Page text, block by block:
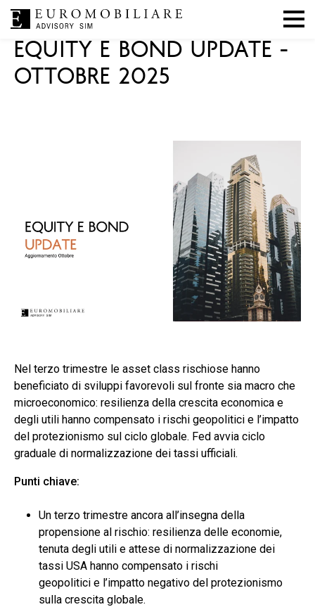
Mercati|10 ottobre 2025
EQUITY E BOND UPDATE -
OTTOBRE 2025
Nel terzo trimestre le asset class rischiose hanno
beneficiato di sviluppi favorevoli sul fronte sia macro che
microeconomico: resilienza della crescita economica e
degli utili hanno compensato i rischi geopolitici e l’impatto
del protezionismo sul ciclo globale. Fed avvia ciclo
graduale di normalizzazione dei tassi ufficiali.
Punti chiave:
Un terzo trimestre ancora all’insegna della
propensione al rischio: resilienza delle economie,
tenuta degli utili e attese di normalizzazione dei
tassi USA hanno compensato i rischi
geopolitici e l’impatto negativo del protezionismo
sulla crescita globale.